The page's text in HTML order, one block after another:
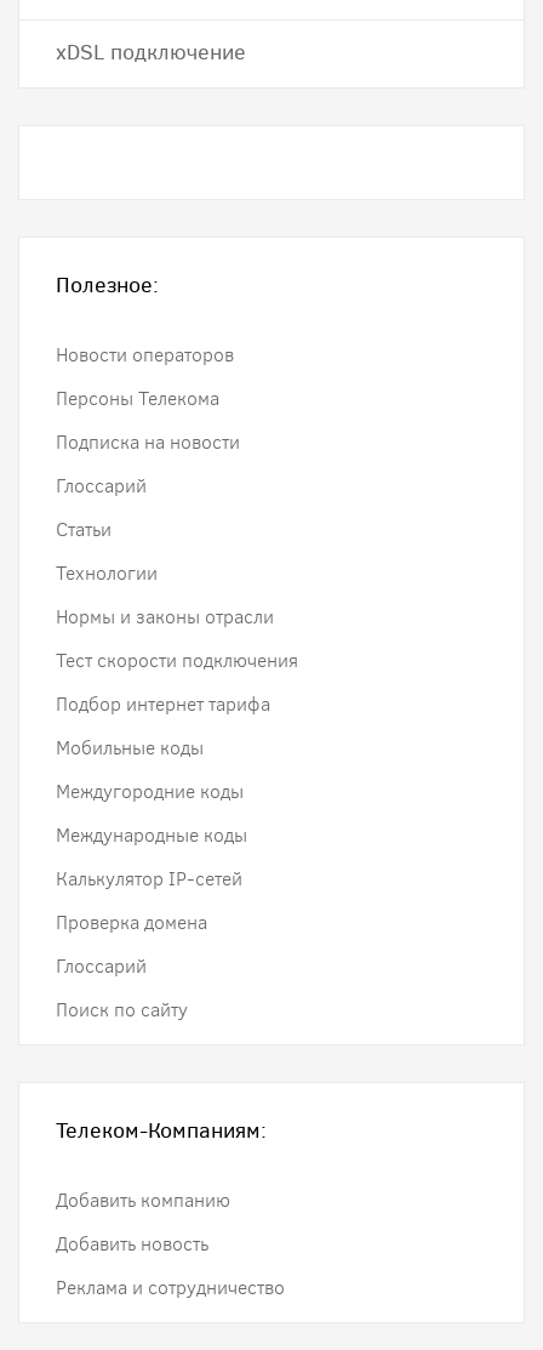
хDSL подключение
Полезное:
Новости операторов
Персоны Телекома
Подписка на новости
Глоссарий
Статьи
Технологии
Нормы и законы отрасли
Тест скорости подключения
Подбор интернет тарифа
Мобильные коды
Междугородние коды
Международные коды
Калькулятор IP-сетей
Проверка домена
Глоссарий
Поиск по сайту
Телеком-Компаниям:
Добавить компанию
Добавить новость
Реклама и сотрудничество